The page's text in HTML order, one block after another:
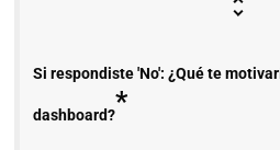
Si respondiste 'No': ¿Qué te
dashboard?*